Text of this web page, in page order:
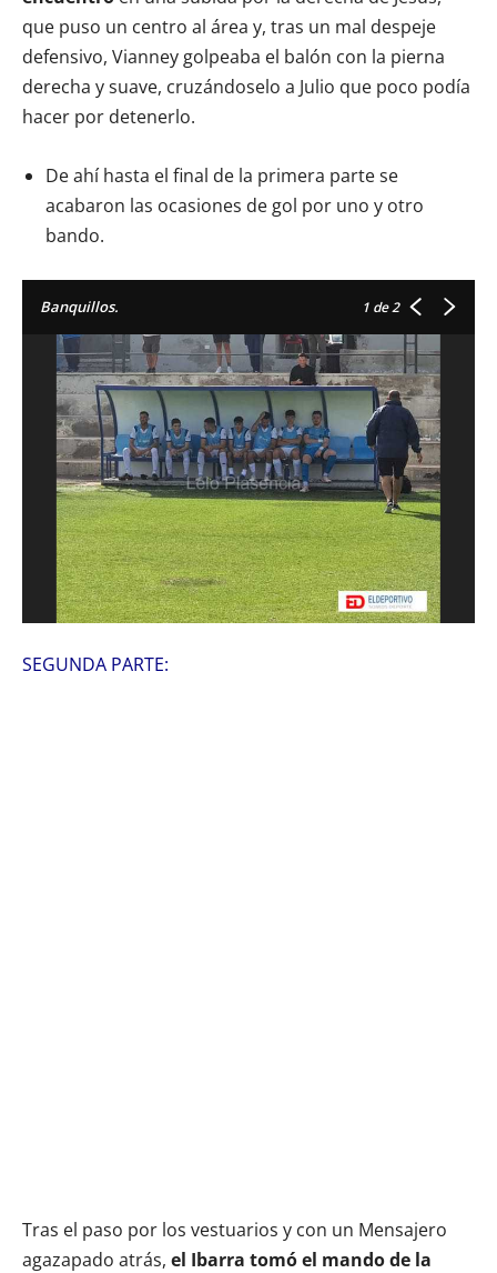
que puso un centro al área y, tras un mal despeje
defensivo, Vianney golpeaba el balón con la pierna
derecha y suave, cruzándoselo a Julio que poco podía
hacer por detenerlo.
De ahí hasta el final de la primera parte se
acabaron las ocasiones de gol por uno y otro
bando.
Banquillos. 1 de 2
SEGUNDA PARTE:
Tras el paso por los vestuarios y con un Mensajero
agazapado atrás, el Ibarra tomó el mando de la